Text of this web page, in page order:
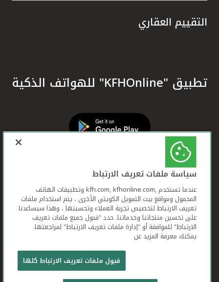
التقييم العقاري
تطبيق "KFHOnline" للهواتف الذكية
بيت التمويل الكويتي جميع الحقوق محفوظة © 2026
شروط وأحكام استخدام الموقع الإلكتروني
سياسة ملفات تعريف الارتباط
عندما تستخدم ,kfh.com, kfhonline.com وتطبيقات الهاتف
المحمول ومواقع بيت التمويل الكويتي الأخرى ، يتم استخدام ملفات
تعريف الارتباط لتخصيص تجربة العملاء وتحسينها ، وهذا سيساعدنا
على تحسين منتجاتنا وخدماتنا. حدد "قبول جميع ملفات تعريف
الارتباط" للموافقة أو "إدارة ملفات تعريف الارتباط" لمراجعتها.
يمكنك معرفة المزيد عن
قبول ملفات تعريف الارتباط كلها